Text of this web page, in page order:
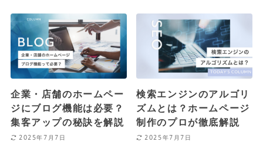
企業・店舗のホームペー
ジにブログ機能は必要？
集客アップの秘訣を解説
2025年7月7日
検索エンジンのアルゴリ
ズムとは？ホームページ
制作のプロが徹底解説
2025年7月7日